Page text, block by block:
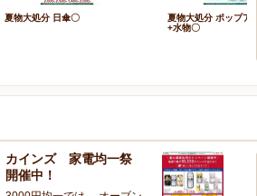
夏物大処分 日傘〇
夏物大処分 ポップア
+水物〇
カインズ 家電均一祭
開催中！